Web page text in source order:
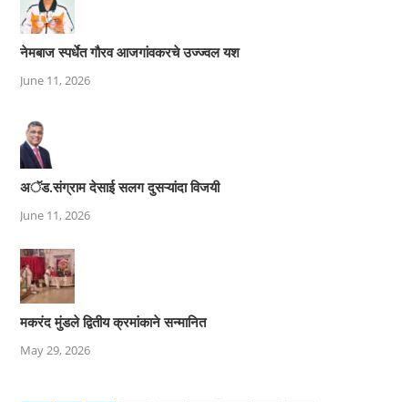
नेमबाज स्पर्धेत गौरव आजगांवकरचे उज्ज्वल यश
June 11, 2026
अॅड.संग्राम देसाई सलग दुसऱ्यांदा विजयी
June 11, 2026
मकरंद मुंडले द्वितीय क्रमांकाने सन्मानित
May 29, 2026